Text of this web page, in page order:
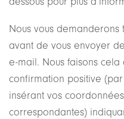
Nous vous
avant de vous envoyer
e-mail. Nous faisons
confirmation positive
insérant vos
correspondantes)